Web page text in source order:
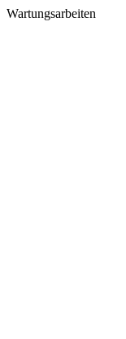
Wartungsarbeiten